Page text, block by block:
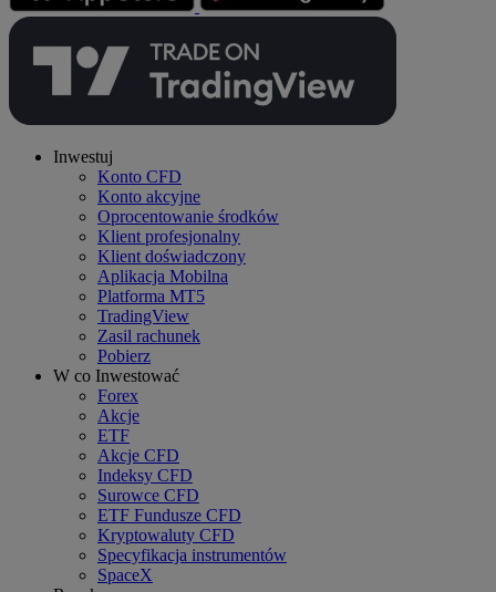
Inwestuj
Konto CFD
Konto akcyjne
Oprocentowanie środków
Klient profesjonalny
Klient doświadczony
Aplikacja Mobilna
Platforma MT5
TradingView
Zasil rachunek
Pobierz
W co Inwestować
Forex
Akcje
ETF
Akcje CFD
Indeksy CFD
Surowce CFD
ETF Fundusze CFD
Kryptowaluty CFD
Specyfikacja instrumentów
SpaceX